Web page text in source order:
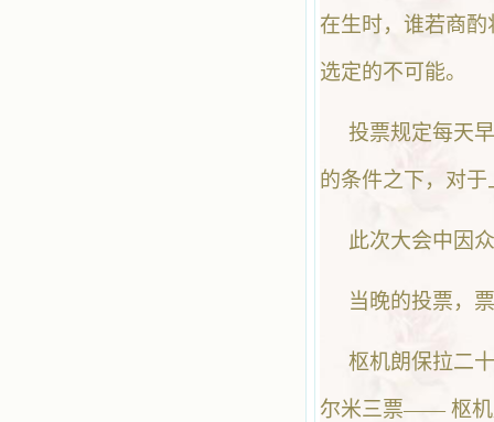
在生时，谁若商
选定的不可能。
投票规定每天
的条件之下，对
此次大会中因
当晚的投票，
枢机朗保拉二
尔米三票—— 枢